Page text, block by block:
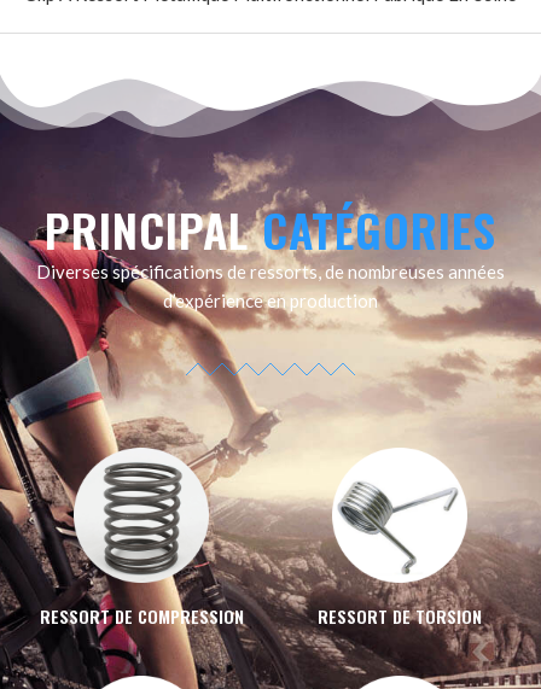
PRINCIPALCATÉGORIES
Diverses spécifications de ressorts, de nombreuses années
d’expérience en production
RESSORT DE COMPRESSION RESSORT DE TORSION